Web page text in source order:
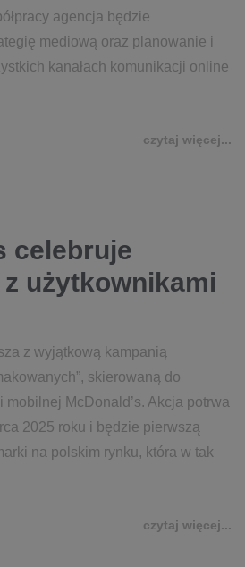
agencja będzie
mediową oraz planowanie i
kanałach komunikacji online
czytaj więcej...
celebruje
użytkownikami
z wyjątkową kampanią
skierowaną do
McDonald’s. Akcja potrwa
2025 roku i będzie pierwszą
na polskim rynku, która w tak
czytaj więcej...